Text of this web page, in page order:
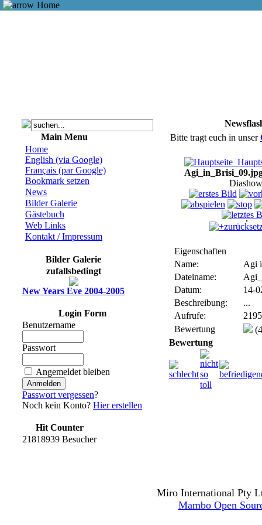
Home
Main Menu
Home
English (via Google)
Français (par Google)
Bookmark setzen
News
Bilder Galerie
Gästebuch
Web Links
Kontakt / Impressum
Bilder Galerie
zufallsbedingt
New Years Eve 2004-2005
Login Form
Benutzername
Passwort
Angemeldet bleiben
Passwort vergessen?
Noch kein Konto? Hier erstellen
Hit Counter
21818939 Besucher
Bitte tragt euch in unser
Eigenschaften
Name:
Agi
Dateiname:
Datum:
14-
Beschreibung:
...
Aufrufe:
2195
Bewertung
Bewertung
Miro International Pty
Mambo Open